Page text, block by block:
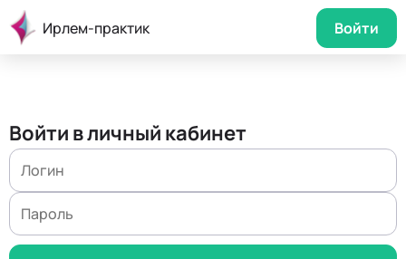
Ирлем-практик Войти
Войти в личный кабинет